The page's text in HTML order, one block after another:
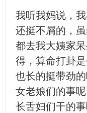
我听我妈说，
还挺不屑的，
都去我大姨家
得，算命打卦
也长的挺带劲
女老娘们的事
长舌妇们干的